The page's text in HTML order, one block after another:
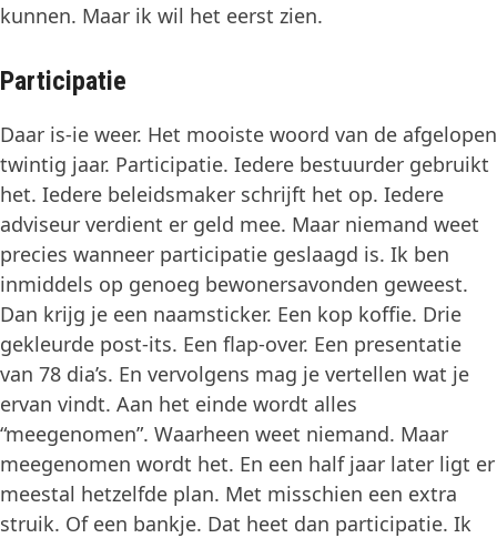
kunnen. Maar ik wil het eerst zien.
Participatie
Daar is-ie weer. Het mooiste woord van de afgelopen
twintig jaar. Participatie. Iedere bestuurder gebruikt
het. Iedere beleidsmaker schrijft het op. Iedere
adviseur verdient er geld mee. Maar niemand weet
precies wanneer participatie geslaagd is. Ik ben
inmiddels op genoeg bewonersavonden geweest.
Dan krijg je een naamsticker. Een kop koffie. Drie
gekleurde post-its. Een flap-over. Een presentatie
van 78 dia’s. En vervolgens mag je vertellen wat je
ervan vindt. Aan het einde wordt alles
“meegenomen”. Waarheen weet niemand. Maar
meegenomen wordt het. En een half jaar later ligt er
meestal hetzelfde plan. Met misschien een extra
struik. Of een bankje. Dat heet dan participatie. Ik